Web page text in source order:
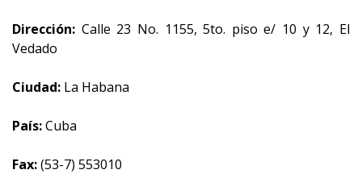
Dirección: Calle 23 No. 1155, 5to. piso e/ 10 y 12, El
Vedado
Ciudad: La Habana
País:Cuba
Fax:(53-7) 553010